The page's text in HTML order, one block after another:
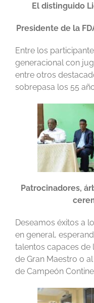
El distinguido
Presidente de la
Entre los
generacional con
entre otros
sobrepasa los 55
Patrocinadores,
Deseamos éxitos a
en general,
talentos capaces de
de Gran Maestro o
de Campeón